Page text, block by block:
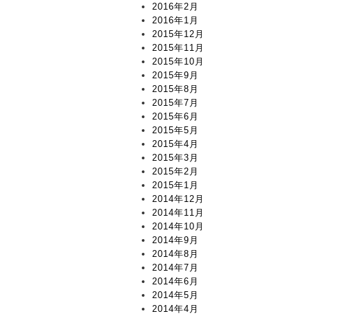
2016年2月
2016年1月
2015年12月
2015年11月
2015年10月
2015年9月
2015年8月
2015年7月
2015年6月
2015年5月
2015年4月
2015年3月
2015年2月
2015年1月
2014年12月
2014年11月
2014年10月
2014年9月
2014年8月
2014年7月
2014年6月
2014年5月
2014年4月